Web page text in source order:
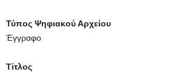
Τύπος Ψηφιακού Αρχείου
Έγγραφο
Τίτλος